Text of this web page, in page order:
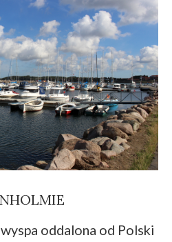
oddalona od Polski